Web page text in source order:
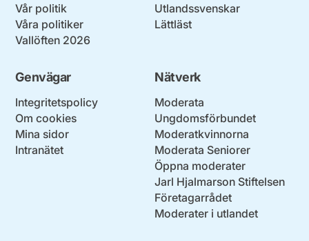
Vår politik
Våra politiker
Vallöften 2026
Utlandssvenskar
Lättläst
Genvägar
Integritetspolicy
Om cookies
Mina sidor
Intranätet
Nätverk
Moderata
Ungdomsförbundet
Moderatkvinnorna
Moderata Seniorer
Öppna moderater
Jarl Hjalmarson Stiftelsen
Företagarrådet
Moderater i utlandet